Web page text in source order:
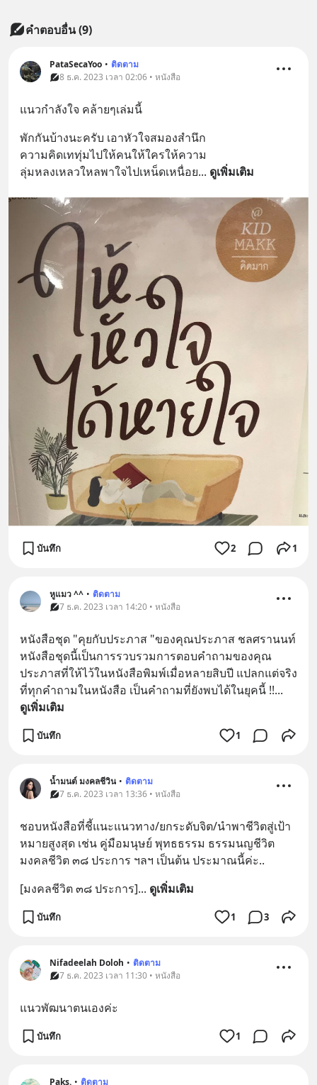
คำตอบอื่น(9)
PataSecaYoo • ติดตาม
8 ธ.ค. 2023 เวลา 02:06 • หนังสือ
แนวกำลังใจ คล้ายๆเล่มนี้
พักกันบ้างนะครับ เอาหัวใจสมองสำนึก
ความคิดเททุ่มไปให้คนให้ใครให้ความ
ลุ่มหลงเหลวใหลพาใจไปเหน็ดเหนื่อย... ดูเพิ่มเติม
บันทึก 2 1
หูแมว ^^ • ติดตาม
7 ธ.ค. 2023 เวลา 14:20 • หนังสือ
หนังสือชุด "คุยกับประภาส "ของคุณประภาส ชลศรานนท์
หนังสือชุดนี้เป็นการรวบรวมการตอบคำถามของคุณ
ประภาสที่ให้ไว้ในหนังสือพิมพ์เมื่อหลายสิบปี แปลกแต่จริง
ที่ทุกคำถามในหนังสือ เป็นคำถามที่ยังพบได้ในยุคนี้ !!...
ดูเพิ่มเติม
บันทึก 1
น้ำมนต์ มงคลชีวิน • ติดตาม
7 ธ.ค. 2023 เวลา 13:36 • หนังสือ
ชอบหนังสือที่ชี้แนะแนวทาง/ยกระดับจิต/นำพาชีวิตสู่เป้า
หมายสูงสุด เช่น คู่มือมนุษย์ พุทธธรรม ธรรมนญชีวิต
มงคลชีวิต ๓๘ ประการ ฯลฯ เป็นต้น ประมาณนี้ค่ะ..
[มงคลชีวิต ๓๘ ประการ]... ดูเพิ่มเติม
บันทึก 1 3
Nifadeelah Doloh • ติดตาม
7 ธ.ค. 2023 เวลา 11:30 • หนังสือ
แนวพัฒนาตนเองค่ะ
บันทึก 1
Paks. • ติดตาม